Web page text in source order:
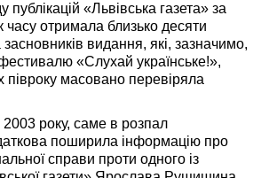
публікацій «Львівська газета» за
часу отримала близько десяти
видання, які, зазначимо,
«Слухай українське!»,
півроку масовано перевіряла
року, саме в розпал
поширила інформацію про
справи проти одного із